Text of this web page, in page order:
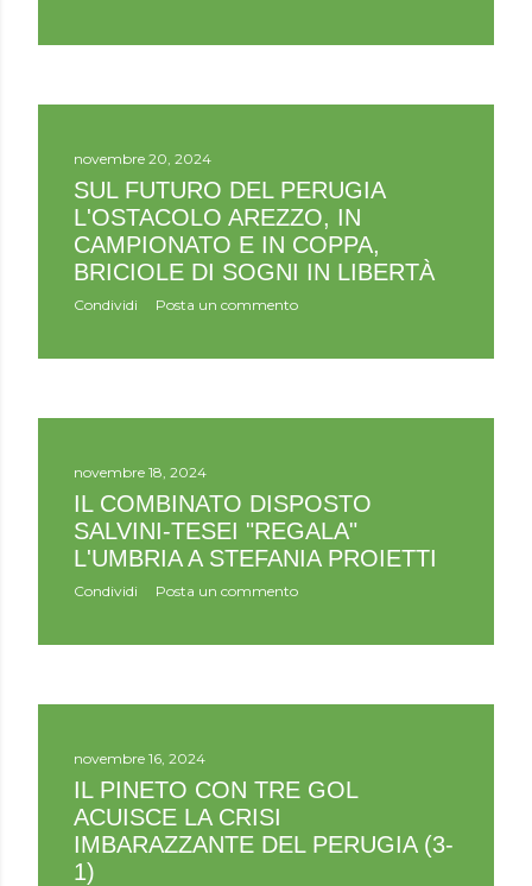
novembre 20, 2024
SUL FUTURO DEL PERUGIA
L'OSTACOLO AREZZO, IN
CAMPIONATO E IN COPPA,
BRICIOLE DI SOGNI IN LIBERTÀ
Condividi Posta un commento
novembre 18, 2024
IL COMBINATO DISPOSTO
SALVINI-TESEI "REGALA"
L'UMBRIA A STEFANIA PROIETTI
Condividi Posta un commento
novembre 16, 2024
IL PINETO CON TRE GOL
ACUISCE LA CRISI
IMBARAZZANTE DEL PERUGIA (3-
1)